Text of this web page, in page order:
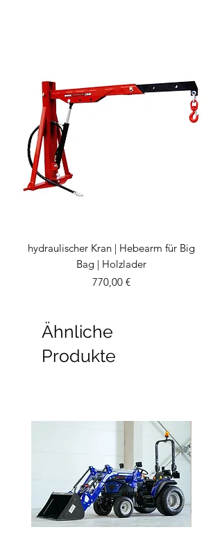
hydraulischer Kran | Hebearm für Big
Bag | Holzlader
Preis
770,00 €
Ähnliche
Produkte